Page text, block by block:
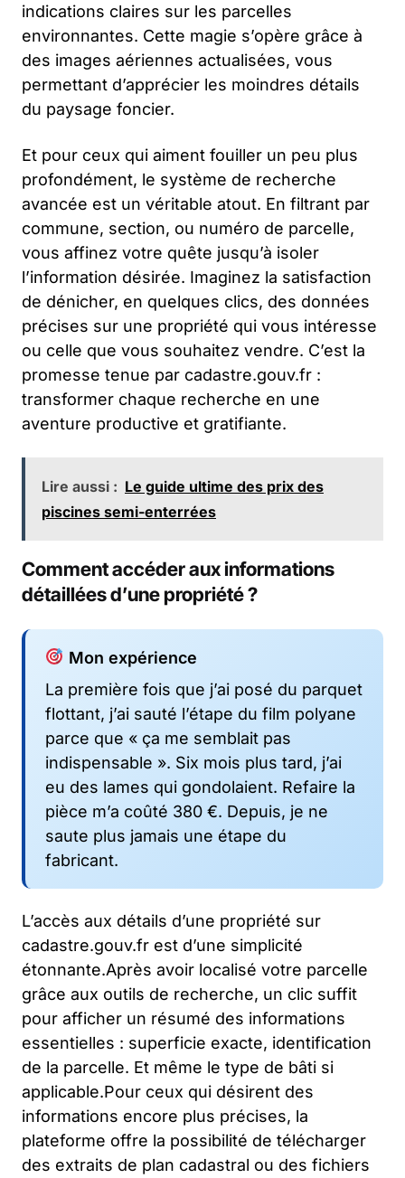
indications claires sur les parcelles
environnantes. Cette magie s’opère grâce à
des images aériennes actualisées, vous
permettant d’apprécier les moindres détails
du paysage foncier.
Et pour ceux qui aiment fouiller un peu plus
profondément, le système de recherche
avancée est un véritable atout. En filtrant par
commune, section, ou numéro de parcelle,
vous affinez votre quête jusqu’à isoler
l’information désirée. Imaginez la satisfaction
de dénicher, en quelques clics, des données
précises sur une propriété qui vous intéresse
ou celle que vous souhaitez vendre. C’est la
promesse tenue par cadastre.gouv.fr :
transformer chaque recherche en une
aventure productive et gratifiante.
Lire aussi : Le guide ultime des prix des
piscines semi-enterrées
Comment accéder aux informations
détaillées d’une propriété ?
Mon expérience
La première fois que j’ai posé du parquet
flottant, j’ai sauté l’étape du film polyane
parce que « ça me semblait pas
indispensable ». Six mois plus tard, j’ai
eu des lames qui gondolaient. Refaire la
pièce m’a coûté 380 €. Depuis, je ne
saute plus jamais une étape du
fabricant.
L’accès aux détails d’une propriété sur
cadastre.gouv.fr est d’une simplicité
étonnante.Après avoir localisé votre parcelle
grâce aux outils de recherche, un clic suffit
pour afficher un résumé des informations
essentielles : superficie exacte, identification
de la parcelle. Et même le type de bâti si
applicable.Pour ceux qui désirent des
informations encore plus précises, la
plateforme offre la possibilité de télécharger
des extraits de plan cadastral ou des fichiers